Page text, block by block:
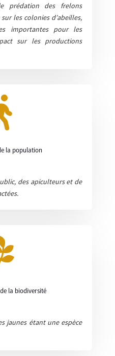
prédation des frelons
les colonies d’abeilles,
importantes pour les
sur les productions
la population
des apiculteurs et de
la biodiversité
jaunes étant une espèce